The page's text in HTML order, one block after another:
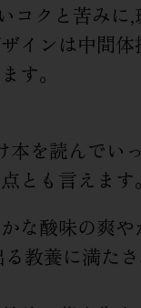
コクと苦みに
インは中間
す。
を読んでい
とも言えます。
な酸味の爽
教養に満た